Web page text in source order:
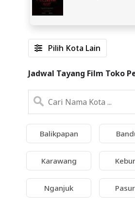
Pilih Kota Lain
Jadwal Tayang Film Toko
Balikpapan
Karawang
Nganjuk